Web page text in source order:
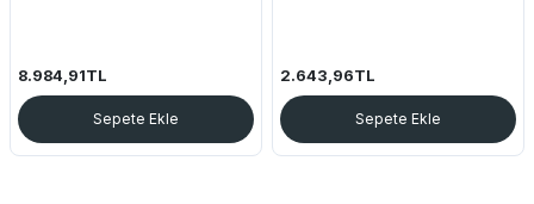
8.984,91TL
Sepete Ekle
2.643,96TL
Sepete Ekle